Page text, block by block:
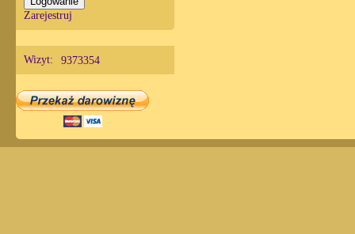
Zarejestruj
Wizyt: 9373354